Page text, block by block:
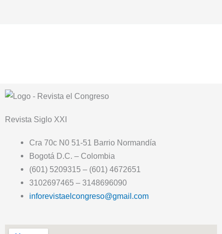
Revista Siglo XXI
Cra 70c N0 51-51 Barrio Normandía
Bogotá D.C. – Colombia
(601) 5209315 – (601) 4672651
3102697465 – 3148696090
inforevistaelcongreso@gmail.com